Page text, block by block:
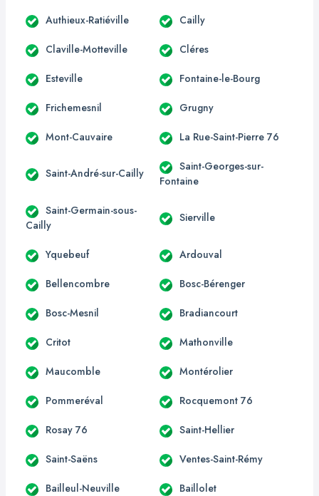
Authieux-Ratiéville Cailly
Claville-Motteville Cléres
Esteville Fontaine-le-Bourg
Frichemesnil Grugny
Mont-Cauvaire La Rue-Saint-Pierre 76
Saint-André-sur-Cailly
Saint-Georges-sur-
Fontaine
Saint-Germain-sous-
Cailly
Sierville
Yquebeuf Ardouval
Bellencombre Bosc-Bérenger
Bosc-Mesnil Bradiancourt
Critot Mathonville
Maucomble Montérolier
Pommeréval Rocquemont 76
Rosay 76 Saint-Hellier
Saint-Saëns Ventes-Saint-Rémy
Bailleul-Neuville Baillolet